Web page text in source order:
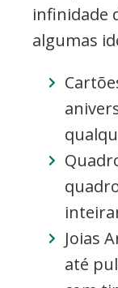
infinidade
algumas
Joias
até